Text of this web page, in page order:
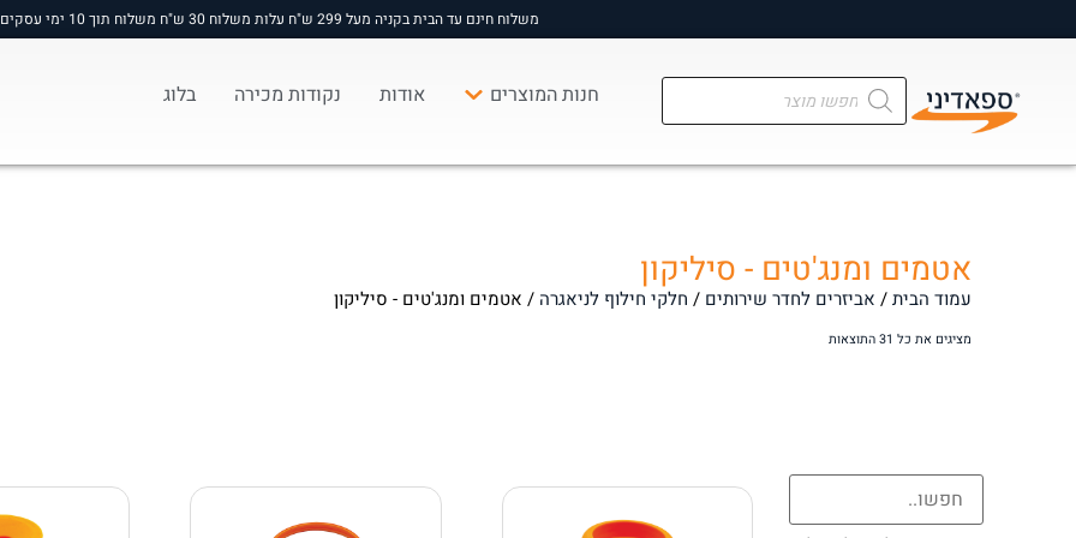
משלוח חינם עד הבית בקניה מעל 299 ש"ח עלות משלוח 30 ש"ח משלוח תוך 10 ימי עסקים
חנות המוצרים אודות נקודות מכירה בלוג
אטמים ומנג'טים - סיליקון
עמוד הבית/ אביזרים לחדר שירותים / חלקי חילוף לניאגרה / אטמים ומנג'טים - סיליקון
מציגים את כל ⁦31⁩ התוצאות